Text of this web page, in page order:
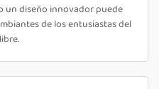
un diseño innovador puede
de los entusiastas del